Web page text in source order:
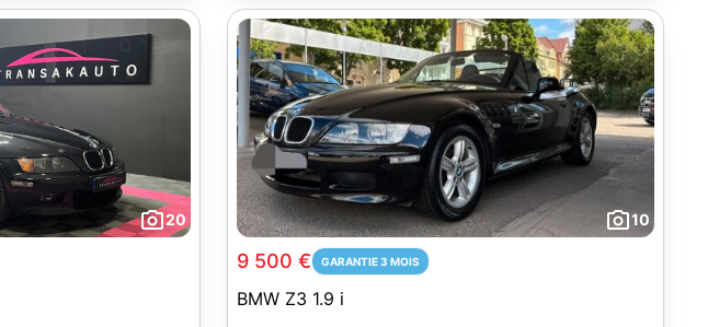
20 10
9 500 € GARANTIE 3 MOIS
BMW Z3 1.9 i